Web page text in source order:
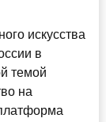
искусства
в
темой
на